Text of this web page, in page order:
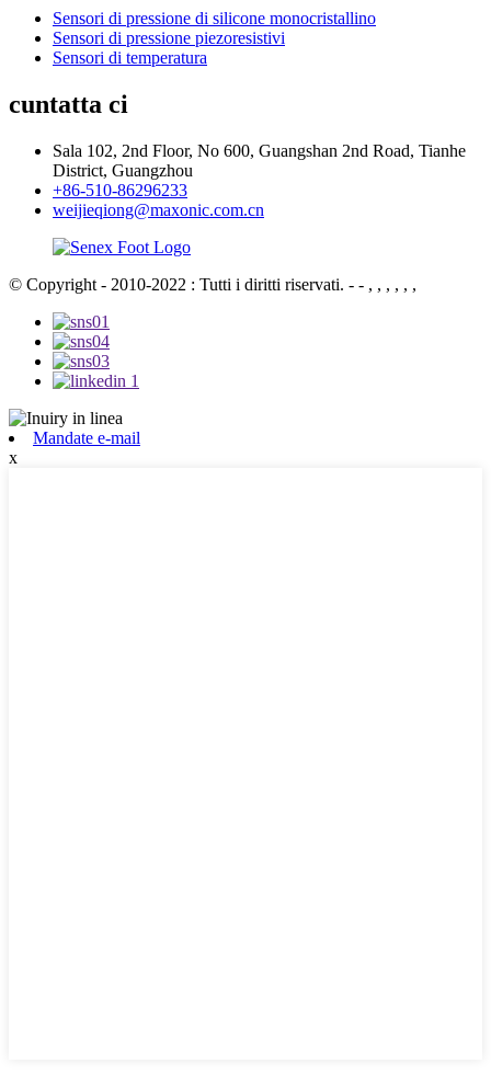
Sensori di pressione di silicone monocristallino
Sensori di pressione piezoresistivi
Sensori di temperatura
cuntatta ci
Sala 102, 2nd Floor, No 600, Guangshan 2nd Road, Tianhe
District, Guangzhou
+86-510-86296233
weijieqiong@maxonic.com.cn
© Copyright - 2010-2022 : Tutti i diritti riservati. - - , , , , , ,
Mandate e-mail
x